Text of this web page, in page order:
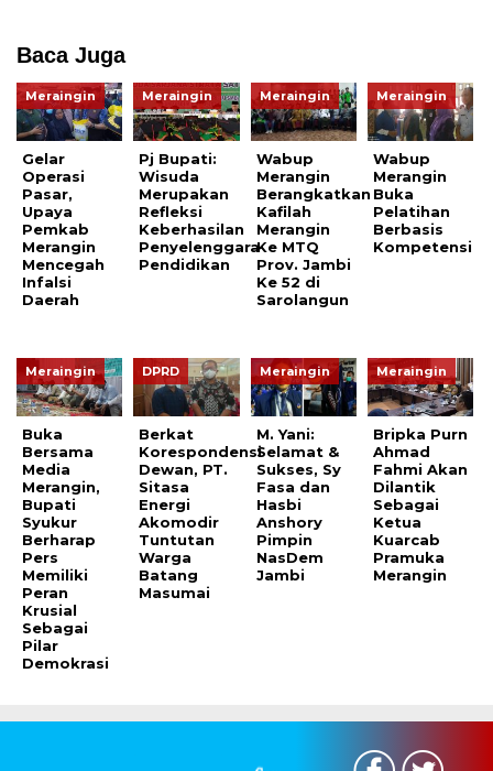
Baca Juga
Meraingin
Gelar
Operasi
Pasar,
Upaya
Pemkab
Merangin
Mencegah
Infalsi
Daerah
Meraingin
Pj Bupati:
Wisuda
Merupakan
Refleksi
Keberhasilan
Penyelenggara
Pendidikan
Meraingin
Wabup
Merangin
Berangkatkan
Kafilah
Merangin
Ke MTQ
Prov. Jambi
Ke 52 di
Sarolangun
Meraingin
Wabup
Merangin
Buka
Pelatihan
Berbasis
Kompetensi
Meraingin
Buka
Bersama
Media
Merangin,
Bupati
Syukur
Berharap
Pers
Memiliki
Peran
Krusial
Sebagai
Pilar
Demokrasi
DPRD
Berkat
Korespondensi
Dewan, PT.
Sitasa
Energi
Akomodir
Tuntutan
Warga
Batang
Masumai
Meraingin
M. Yani:
Selamat &
Sukses, Sy
Fasa dan
Hasbi
Anshory
Pimpin
NasDem
Jambi
Meraingin
Bripka Purn
Ahmad
Fahmi Akan
Dilantik
Sebagai
Ketua
Kuarcab
Pramuka
Merangin